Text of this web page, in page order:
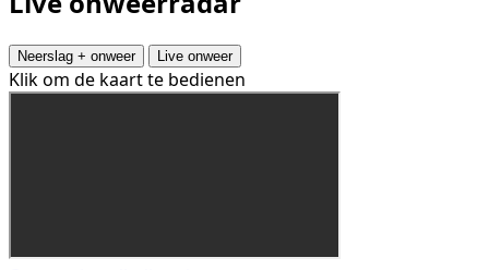
Neerslag + onweer Live onweer
Klik om de kaart te bedienen